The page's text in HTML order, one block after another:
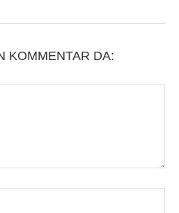
KOMMENTAR DA: